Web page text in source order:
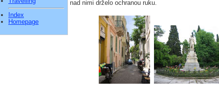
Index
Homepage
nad nimi drželo ochranou ruku.